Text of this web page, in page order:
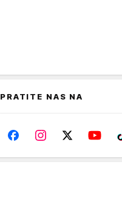
PRATITE NAS NA